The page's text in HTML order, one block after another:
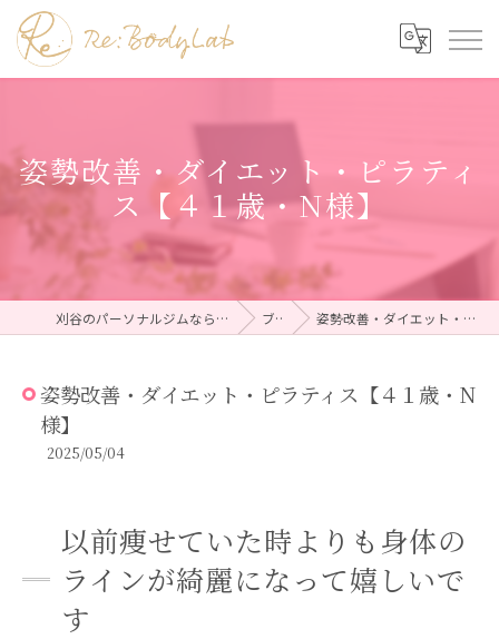
姿勢改善・ダイエット・ピラティ
ス【４１歳・N様】
刈谷のパーソナルジムならRe:BodyLab（リボディラボ） ブログ 姿勢改善・ダイエット・ピラティス【４１歳・N様】
姿勢改善・ダイエット・ピラティス【４１歳・N
様】
2025/05/04
以前痩せていた時よりも身体の
ラインが綺麗になって嬉しいで
す